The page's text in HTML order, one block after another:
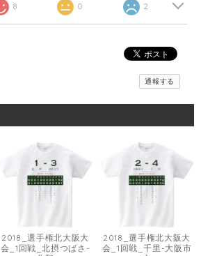
8 0 2
通報する
2018_選手権北大阪大
会_1回戦_北摂つばさ-
2018_選手権北大阪大
会_1回戦_千里-大阪市